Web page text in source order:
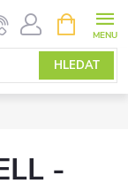
HLEDAT
NÁKUPNÍ
KOŠÍK
-